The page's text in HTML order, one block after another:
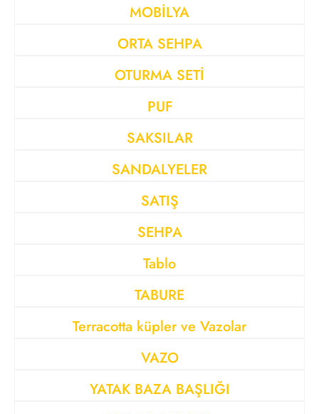
MOBİLYA
ORTA SEHPA
OTURMA SETİ
PUF
SAKSILAR
SANDALYELER
SATIŞ
SEHPA
Tablo
TABURE
Terracotta küpler ve Vazolar
VAZO
YATAK BAZA BAŞLIĞI